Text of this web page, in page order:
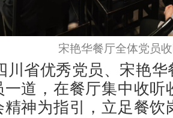
宋艳华餐厅全体党员
川省优秀党员、宋艳
一道，在餐厅集中收
精神为指引，立足餐